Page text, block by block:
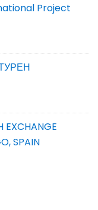
Project
EXCHANGE
SPAIN